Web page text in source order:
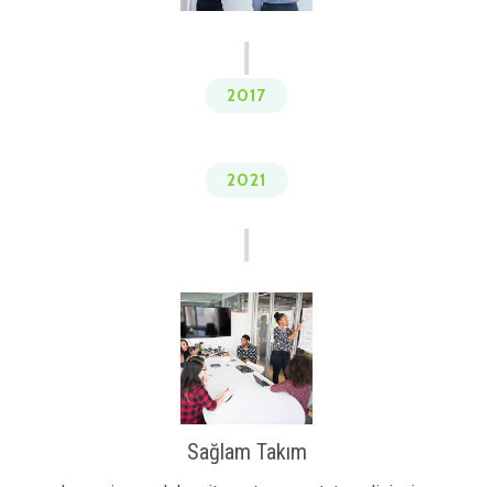
2017
2021
Sağlam Takım